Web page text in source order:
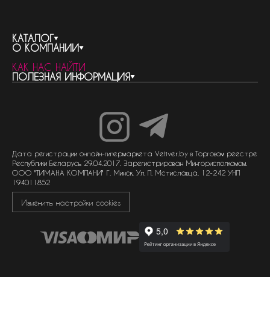
КАТАЛОГ
весь каталог
бренды
женская парфюмерия
мужская парфюмерия
унисекс парфюмерия
О КОМПАНИИ
контакты
о компании
доставка и оплата
КАК НАС НАЙТИ
ПОЛЕЗНАЯ ИНФОРМАЦИЯ
как совершить покупку
политика обработки персональных данных
политика обработки файлов cookie
Дата регистрации онлайн-гипермаркета Vetiver.by в Торговом реестре
Республики Беларусь 29.04.2017. Зарегистрирован Мингорисполкомом.
ООО "ТИМАНА КОМПАНИ" Г. Минск, Ул. П. Мстиславца, 12-242 УНП
194011852
Изменить настройки cookies